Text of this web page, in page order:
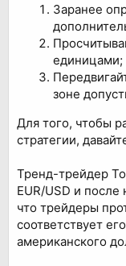
Заранее
единицами;
зоне
Для того, чтобы
стратегии,
Тренд-трейдер
EUR/USD и
что трейдеры
соответствует
американского